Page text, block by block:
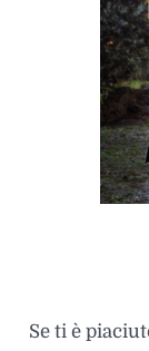
Se ti è